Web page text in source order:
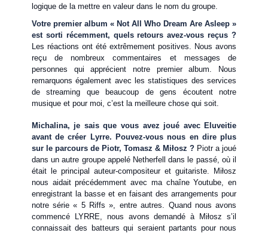
logique de la mettre en valeur dans le nom du groupe.
Votre premier album « Not All Who Dream Are Asleep »
est sorti récemment, quels retours avez-vous reçus ?
Les réactions ont été extrêmement positives. Nous avons
reçu de nombreux commentaires et messages de
personnes qui apprécient notre premier album. Nous
remarquons également avec les statistiques des services
de streaming que beaucoup de gens écoutent notre
musique et pour moi, c’est la meilleure chose qui soit.
Michalina, je sais que vous avez joué avec Eluveitie
avant de créer Lyrre. Pouvez-vous nous en dire plus
sur le parcours de Piotr, Tomasz & Miłosz ? Piotr a joué
dans un autre groupe appelé Netherfell dans le passé, où il
était le principal auteur-compositeur et guitariste. Miłosz
nous aidait précédemment avec ma chaîne Youtube, en
enregistrant la basse et en faisant des arrangements pour
notre série « 5 Riffs », entre autres. Quand nous avons
commencé LYRRE, nous avons demandé à Miłosz s’il
connaissait des batteurs qui seraient partants pour nous